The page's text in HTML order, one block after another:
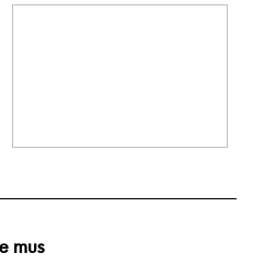
mus